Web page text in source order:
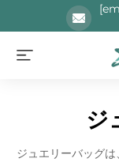
ジ
ジュエリーバッグ